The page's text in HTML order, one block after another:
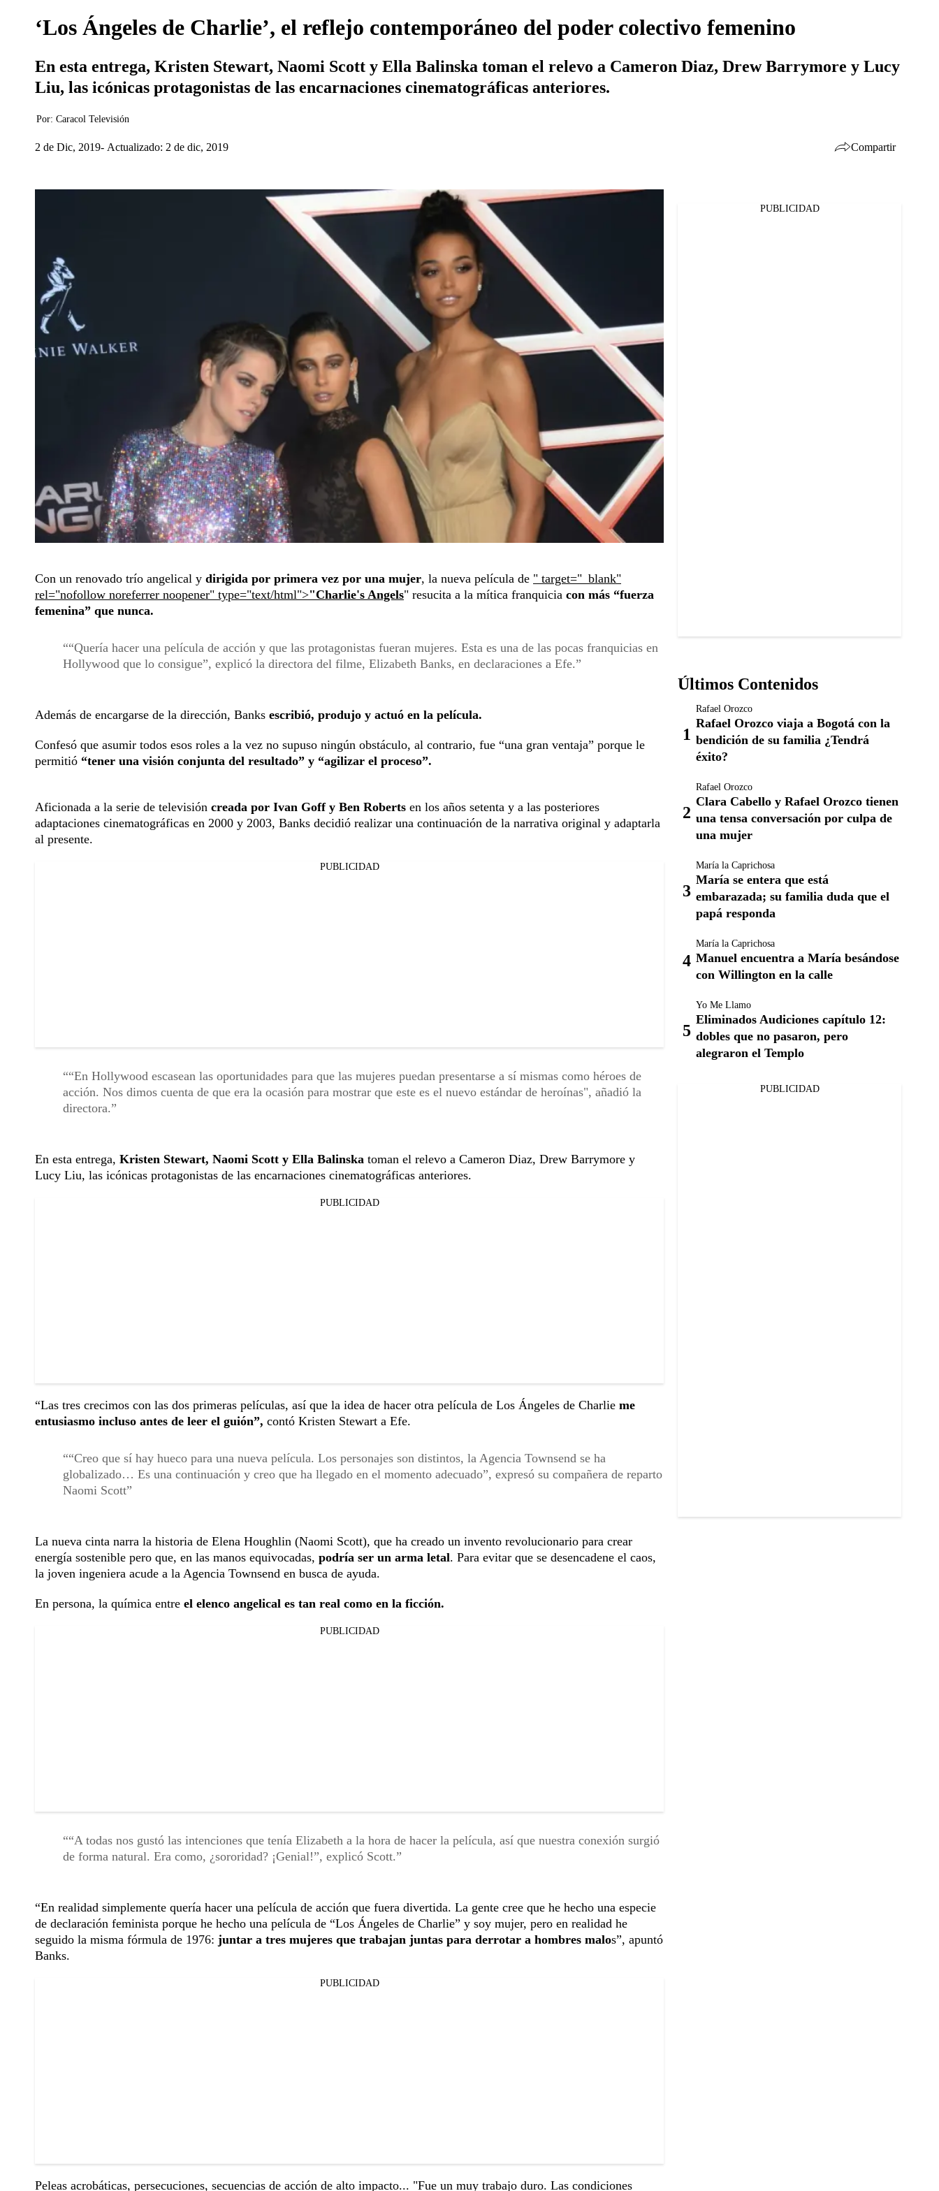
‘Los Ángeles de Charlie’, el reflejo contemporáneo del poder colectivo femenino
En esta entrega, Kristen Stewart, Naomi Scott y Ella Balinska toman el relevo a Cameron Diaz, Drew Barrymore y Lucy
Liu, las icónicas protagonistas de las encarnaciones cinematográficas anteriores.
Por: Caracol Televisión
2 de Dic, 2019 Actualizado: 2 de dic, 2019 Compartir
Con un renovado trío angelical y dirigida por primera vez por una mujer, la nueva película de " target="_blank"
rel="nofollow noreferrer noopener" type="text/html">"Charlie's Angels" resucita a la mítica franquicia con más “fuerza
femenina” que nunca.
“Quería hacer una película de acción y que las protagonistas fueran mujeres. Esta es una de las pocas franquicias en
Hollywood que lo consigue”, explicó la directora del filme, Elizabeth Banks, en declaraciones a Efe.
Además de encargarse de la dirección, Banks escribió, produjo y actuó en la película.
Confesó que asumir todos esos roles a la vez no supuso ningún obstáculo, al contrario, fue “una gran ventaja” porque le
permitió “tener una visión conjunta del resultado” y “agilizar el proceso”.
Aficionada a la serie de televisión creada por Ivan Goff y Ben Roberts en los años setenta y a las posteriores
adaptaciones cinematográficas en 2000 y 2003, Banks decidió realizar una continuación de la narrativa original y adaptarla
al presente.
PUBLICIDAD
“En Hollywood escasean las oportunidades para que las mujeres puedan presentarse a sí mismas como héroes de
acción. Nos dimos cuenta de que era la ocasión para mostrar que este es el nuevo estándar de heroínas", añadió la
directora.
En esta entrega, Kristen Stewart, Naomi Scott y Ella Balinska toman el relevo a Cameron Diaz, Drew Barrymore y
Lucy Liu, las icónicas protagonistas de las encarnaciones cinematográficas anteriores.
PUBLICIDAD
“Las tres crecimos con las dos primeras películas, así que la idea de hacer otra película de Los Ángeles de Charlie me
entusiasmo incluso antes de leer el guión”, contó Kristen Stewart a Efe.
“Creo que sí hay hueco para una nueva película. Los personajes son distintos, la Agencia Townsend se ha
globalizado… Es una continuación y creo que ha llegado en el momento adecuado”, expresó su compañera de reparto
Naomi Scott
La nueva cinta narra la historia de Elena Houghlin (Naomi Scott), que ha creado un invento revolucionario para crear
energía sostenible pero que, en las manos equivocadas, podría ser un arma letal. Para evitar que se desencadene el caos,
la joven ingeniera acude a la Agencia Townsend en busca de ayuda.
En persona, la química entre el elenco angelical es tan real como en la ficción.
PUBLICIDAD
“A todas nos gustó las intenciones que tenía Elizabeth a la hora de hacer la película, así que nuestra conexión surgió
de forma natural. Era como, ¿sororidad? ¡Genial!”, explicó Scott.
“En realidad simplemente quería hacer una película de acción que fuera divertida. La gente cree que he hecho una especie
de declaración feminista porque he hecho una película de “Los Ángeles de Charlie” y soy mujer, pero en realidad he
seguido la misma fórmula de 1976: juntar a tres mujeres que trabajan juntas para derrotar a hombres malos”, apuntó
Banks.
PUBLICIDAD
Peleas acrobáticas, persecuciones, secuencias de acción de alto impacto... "Fue un muy trabajo duro. Las condiciones
PUBLICIDAD
Últimos Contenidos
Rafael Orozco
Rafael Orozco viaja a Bogotá con la
bendición de su familia ¿Tendrá
éxito?
Rafael Orozco
Clara Cabello y Rafael Orozco tienen
una tensa conversación por culpa de
una mujer
María la Caprichosa
María se entera que está
embarazada; su familia duda que el
papá responda
María la Caprichosa
Manuel encuentra a María besándose
con Willington en la calle
Yo Me Llamo
Eliminados Audiciones capítulo 12:
dobles que no pasaron, pero
alegraron el Templo
PUBLICIDAD